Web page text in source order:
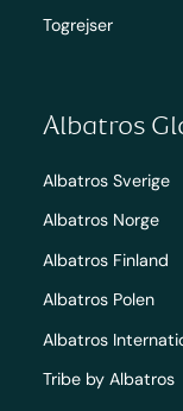
Togrejser
Albatros
Albatros Sverige
Albatros Norge
Albatros Finland
Albatros Polen
Albatros
Tribe by Albatros